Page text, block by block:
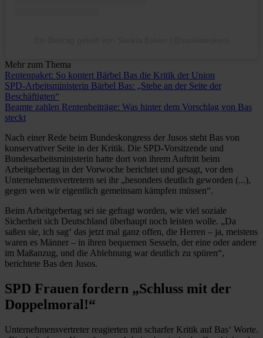
Mehr zum Thema
Rentenpaket: So kontert Bärbel Bas die Kritik der Union
SPD-Arbeitsministerin Bärbel Bas: „Stehe an der Seite der
Beschäftigten“
Beamte zahlen Rentenbeiträge: Was hinter dem Vorschlag von Bas
steckt
Nach einer Rede beim Bundeskongress der Jusos steht Bas von
konservativer Seite in der Kritik. Die SPD-Vorsitzende und
Bundesarbeitsministerin hatte dort von ihrem Auftritt beim
Arbeitgebertag in der Vorwoche berichtet und gesagt, vor den
Unternehmensvertretern sei ihr „besonders deutlich geworden (...),
gegen wen wir eigentlich gemeinsam kämpfen müssen“.
Beim Arbeitgebertag sei sie gefragt worden, wie viel soziale
Sicherheit sich Deutschland überhaupt noch leisten wolle. „Da
saßen sie, ich sag‘ das jetzt mal ganz offen, die Herren – ja, meistens
waren es Männer – in ihren bequemen Sesseln, der eine oder andere
im Maßanzug, und die Ablehnung war deutlich zu spüren“,
berichtete Bas den Jusos.
SPD Frauen fordern „Schluss mit der
Doppelmoral!“
Unternehmensvertreter reagierten mit scharfer Kritik auf Bas‘ Worte.